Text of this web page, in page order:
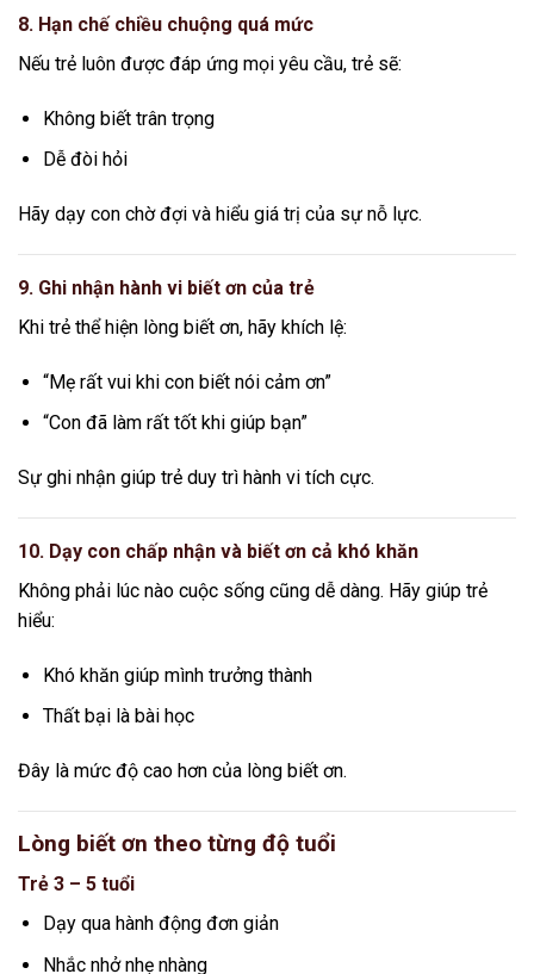
8. Hạn chế chiều chuộng quá mức
Nếu trẻ luôn được đáp ứng mọi yêu cầu, trẻ sẽ:
Không biết trân trọng
Dễ đòi hỏi
Hãy dạy con chờ đợi và hiểu giá trị của sự nỗ lực.
9. Ghi nhận hành vi biết ơn của trẻ
Khi trẻ thể hiện lòng biết ơn, hãy khích lệ:
“Mẹ rất vui khi con biết nói cảm ơn”
“Con đã làm rất tốt khi giúp bạn”
Sự ghi nhận giúp trẻ duy trì hành vi tích cực.
10. Dạy con chấp nhận và biết ơn cả khó khăn
Không phải lúc nào cuộc sống cũng dễ dàng. Hãy giúp trẻ
hiểu:
Khó khăn giúp mình trưởng thành
Thất bại là bài học
Đây là mức độ cao hơn của lòng biết ơn.
Lòng biết ơn theo từng độ tuổi
Trẻ 3 – 5 tuổi
Dạy qua hành động đơn giản
Nhắc nhở nhẹ nhàng